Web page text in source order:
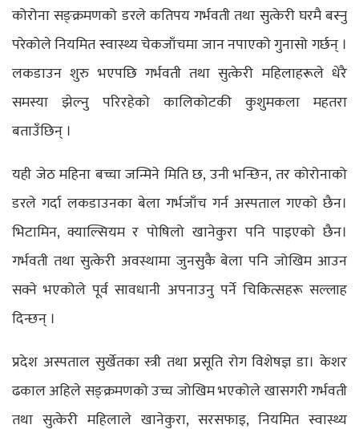
कोरोना सङ्क्रमणको डरले कतिपय गर्भवती तथा सुत्केरी घरमै बस्नु
परेकोले नियमित स्वास्थ्य चेकजाँचमा जान नपाएको गुनासो गर्छन् ।
लकडाउन शुरु भएपछि गर्भवती तथा सुत्केरी महिलाहरूले धेरै
समस्या झेल्नु परिरहेको कालिकोटकी कुशुमकला महतरा
बताउँछिन् ।
यही जेठ महिना बच्चा जन्मिने मिति छ, उनी भन्छिन, तर कोरोनाको
डरले गर्दा लकडाउनका बेला गर्भजाँच गर्न अस्पताल गएको छैन।
भिटामिन, क्याल्सियम र पोषिलो खानेकुरा पनि पाइएको छैन।
गर्भवती तथा सुत्केरी अवस्थामा जुनसुकै बेला पनि जोखिम आउन
सक्ने भएकोले पूर्व सावधानी अपनाउनु पर्ने चिकित्सहरू सल्लाह
दिन्छन् ।
प्रदेश अस्पताल सुर्खेतका स्त्री तथा प्रसूति रोग विशेषज्ञ डा। केशर
ढकाल अहिले सङ्क्रमणको उच्च जोखिम भएकोले खासगरी गर्भवती
तथा सुत्केरी महिलाले खानेकुरा, सरसफाइ, नियमित स्वास्थ्य